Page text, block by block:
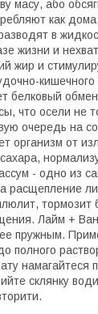
масу, або
как
в
жизни и
жир и
белковый
что осели не
очередь на
организм от
- одно из
расщепление
тормозит
Лайм +
пружным.
полного
намагайтеся
склянку